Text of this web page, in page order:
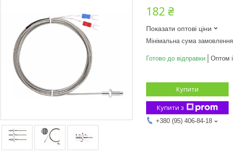
182 ₴
Показати оптові ціни
Мінімальна сума
Готово до відправки Оптом
Купити
Купити з
+380 (95) 406-84-18